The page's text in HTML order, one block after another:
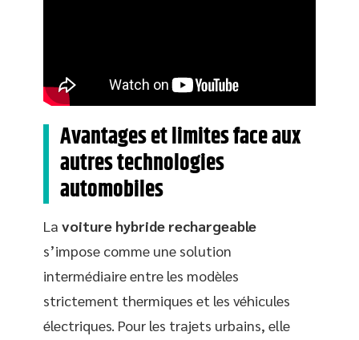
Avantages et limites face aux
autres technologies
automobiles
La voiture hybride rechargeable
s’impose comme une solution
intermédiaire entre les modèles
strictement thermiques et les véhicules
électriques. Pour les trajets urbains, elle